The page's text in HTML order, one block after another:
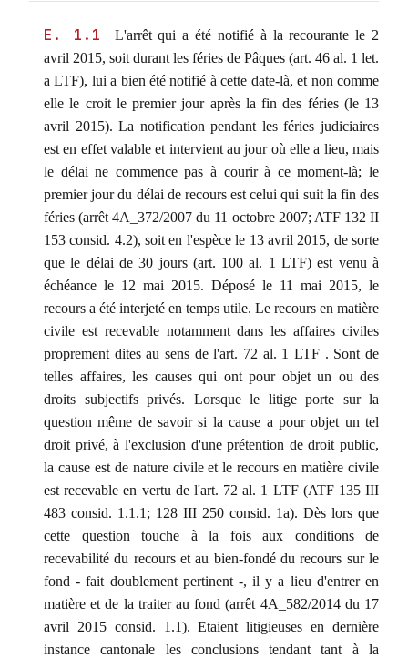
E. 1.1
L'arrêt qui a été notifié à la recourante le 2
avril 2015, soit durant les féries de Pâques (art. 46 al. 1 let.
a LTF), lui a bien été notifié à cette date-là, et non comme
elle le croit le premier jour après la fin des féries (le 13
avril 2015). La notification pendant les féries judiciaires
est en effet valable et intervient au jour où elle a lieu, mais
le délai ne commence pas à courir à ce moment-là; le
premier jour du délai de recours est celui qui suit la fin des
féries (arrêt 4A_372/2007 du 11 octobre 2007; ATF 132 II
153 consid. 4.2), soit en l'espèce le 13 avril 2015, de sorte
que le délai de 30 jours (art. 100 al. 1 LTF) est venu à
échéance le 12 mai 2015. Déposé le 11 mai 2015, le
recours a été interjeté en temps utile. Le recours en matière
civile est recevable notamment dans les affaires civiles
proprement dites au sens de l'art. 72 al. 1 LTF . Sont de
telles affaires, les causes qui ont pour objet un ou des
droits subjectifs privés. Lorsque le litige porte sur la
question même de savoir si la cause a pour objet un tel
droit privé, à l'exclusion d'une prétention de droit public,
la cause est de nature civile et le recours en matière civile
est recevable en vertu de l'art. 72 al. 1 LTF (ATF 135 III
483 consid. 1.1.1; 128 III 250 consid. 1a). Dès lors que
cette question touche à la fois aux conditions de
recevabilité du recours et au bien-fondé du recours sur le
fond - fait doublement pertinent -, il y a lieu d'entrer en
matière et de la traiter au fond (arrêt 4A_582/2014 du 17
avril 2015 consid. 1.1). Etaient litigieuses en dernière
instance cantonale les conclusions tendant tant à la